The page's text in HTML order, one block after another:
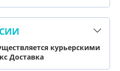
курьерскими
Доставка